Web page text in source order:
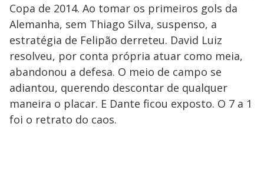
Copa de 2014. Ao tomar os primeiros gols da
Alemanha, sem Thiago Silva, suspenso, a
estratégia de Felipão derreteu. David Luiz
resolveu, por conta própria atuar como meia,
abandonou a defesa. O meio de campo se
adiantou, querendo descontar de qualquer
maneira o placar. E Dante ficou exposto. O 7 a 1
foi o retrato do caos.